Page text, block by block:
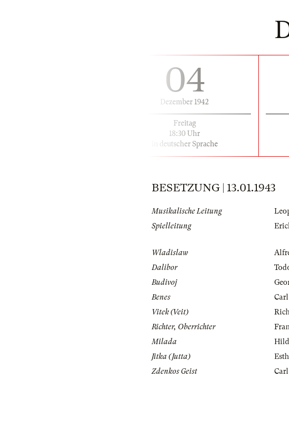
04
Dezember 1942
Freitag
18:30 Uhr
in deutscher Sprache
BESETZUNG | 13.01.1943
Musikalische Leitung
Spielleitung
Wladislaw
Dalibor
Budivoj
Benes
Vitek (Veit)
Richter, Oberrichter
Milada
Jitka (Jutta)
Zdenkos Geist